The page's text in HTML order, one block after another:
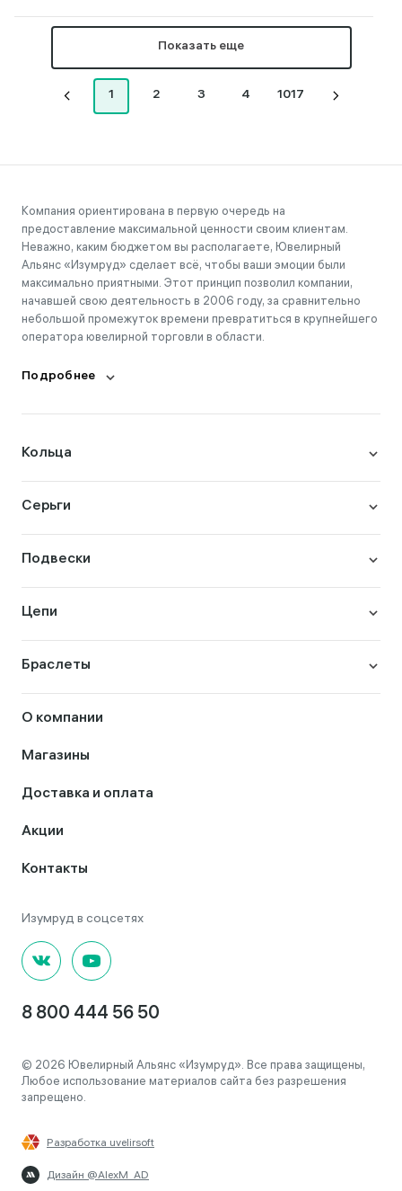
Показать еще
1 2 3 4 1017
Компания ориентирована в первую очередь на
предоставление максимальной ценности своим клиентам.
Неважно, каким бюджетом вы располагаете, Ювелирный
Альянс «Изумруд» сделает всё, чтобы ваши эмоции были
максимально приятными. Этот принцип позволил компании,
начавшей свою деятельность в 2006 году, за сравнительно
небольшой промежуток времени превратиться в крупнейшего
оператора ювелирной торговли в области.
Подробнее
Кольца
Серьги
Подвески
Цепи
Браслеты
О компании
Магазины
Доставка и оплата
Акции
Контакты
8 800 444 56 50
© 2026 Ювелирный Альянс «Изумруд». Все права защищены,
Любое использование материалов сайта без разрешения
запрещено.
Разработка uvelirsoft
Дизайн @AlexM_AD